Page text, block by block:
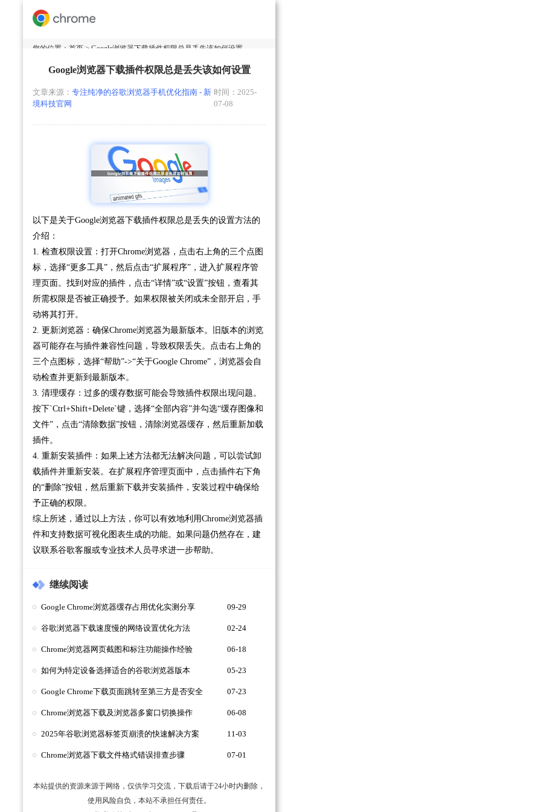
您的位置： 首页 > Google浏览器下载插件权限总是丢失该如何设置
Google浏览器下载插件权限总是丢失该如何设置
文章来源： 专注纯净的谷歌浏览器手机优化指南 - 新
境科技官网
时间：2025-
07-08
以下是关于Google浏览器下载插件权限总是丢失的设置方法的
介绍：
1. 检查权限设置：打开Chrome浏览器，点击右上角的三个点图
标，选择“更多工具”，然后点击“扩展程序”，进入扩展程序管
理页面。找到对应的插件，点击“详情”或“设置”按钮，查看其
所需权限是否被正确授予。如果权限被关闭或未全部开启，手
动将其打开。
2. 更新浏览器：确保Chrome浏览器为最新版本。旧版本的浏览
器可能存在与插件兼容性问题，导致权限丢失。点击右上角的
三个点图标，选择“帮助”->“关于Google Chrome”，浏览器会自
动检查并更新到最新版本。
3. 清理缓存：过多的缓存数据可能会导致插件权限出现问题。
按下`Ctrl+Shift+Delete`键，选择“全部内容”并勾选“缓存图像和
文件”，点击“清除数据”按钮，清除浏览器缓存，然后重新加载
插件。
4. 重新安装插件：如果上述方法都无法解决问题，可以尝试卸
载插件并重新安装。在扩展程序管理页面中，点击插件右下角
的“删除”按钮，然后重新下载并安装插件，安装过程中确保给
予正确的权限。
综上所述，通过以上方法，你可以有效地利用Chrome浏览器插
件和支持数据可视化图表生成的功能。如果问题仍然存在，建
议联系谷歌客服或专业技术人员寻求进一步帮助。
继续阅读
Google Chrome浏览器缓存占用优化实测分享 09-29
谷歌浏览器下载速度慢的网络设置优化方法 02-24
Chrome浏览器网页截图和标注功能操作经验 06-18
如何为特定设备选择适合的谷歌浏览器版本 05-23
Google Chrome下载页面跳转至第三方是否安全 07-23
Chrome浏览器下载及浏览器多窗口切换操作 06-08
2025年谷歌浏览器标签页崩溃的快速解决方案 11-03
Chrome浏览器下载文件格式错误排查步骤 07-01
本站提供的资源来源于网络，仅供学习交流，下载后请于24小时内删除，
使用风险自负，本站不承担任何责任。